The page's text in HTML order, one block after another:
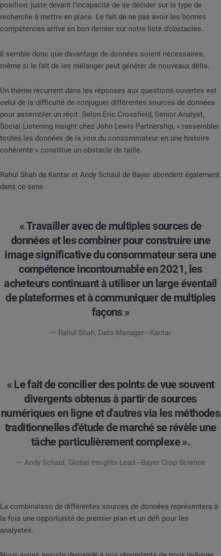
position, juste devant l’incapacité de se décider sur le type de
recherche à mettre en place. Le fait de ne pas avoir les bonnes
compétences arrive en bon dernier sur notre liste d’obstacles.
Il semble donc que davantage de données soient nécessaires,
même si le fait de les mélanger peut générer de nouveaux défis.
Un thème récurrent dans les réponses aux questions ouvertes est
celui de la difficulté de conjuguer différentes sources de données
pour assembler un récit. Selon Eric Crossfield, Senior Analyst,
Social Listening Insight chez John Lewis Partnership, « rassembler
toutes les données de la voix du consommateur en une histoire
cohérente » constitue un obstacle de taille.
Rahul Shah de Kantar et Andy Schaul de Bayer abondent également
dans ce sens :
« Travailler avec de multiples sources de
données et les combiner pour construire une
image significative du consommateur sera une
compétence incontournable en 2021, les
acheteurs continuant à utiliser un large éventail
de plateformes et à communiquer de multiples
façons »
— Rahul Shah, Data Manager - Kantar
« Le fait de concilier des points de vue souvent
divergents obtenus à partir de sources
numériques en ligne et d'autres via les méthodes
traditionnelles d'étude de marché se révèle une
tâche particulièrement complexe ».
— Andy Schaul, Global Insights Lead - Bayer Crop Science
La combinaison de différentes sources de données représentera à
la fois une opportunité de premier plan et un défi pour les
analystes.